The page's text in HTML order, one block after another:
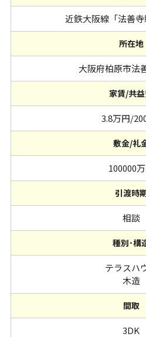
近鉄大阪線「法善
所在地
大阪府柏原市法
家賃/共
3.8万円/
敷金/礼
100000
引渡時
相談
種別･構
テラスハ
木造
間取
3DK